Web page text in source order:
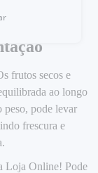
Frutas
frutos secos e
ao longo
peso, pode levar
frescura e
Loja Online! Pode